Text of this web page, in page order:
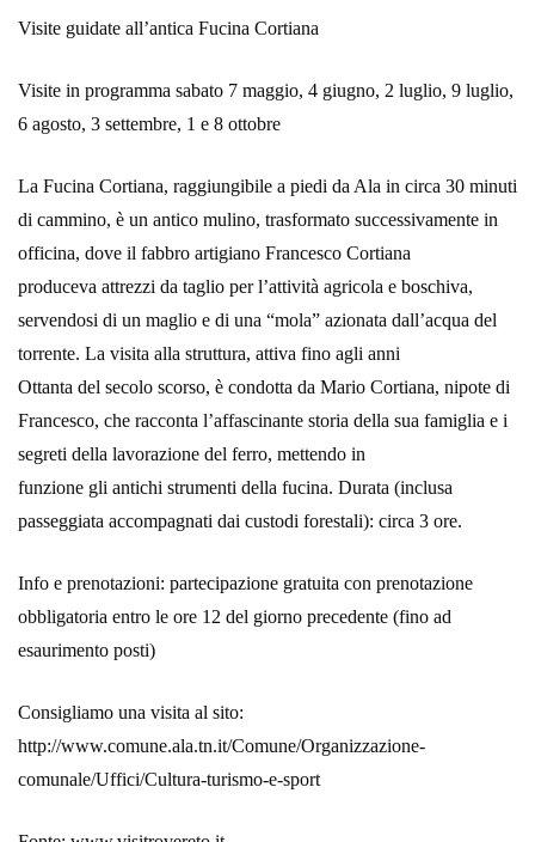
Visite guidate all’antica Fucina Cortiana
Visite in programma sabato 7 maggio, 4 giugno, 2 luglio, 9 luglio,
6 agosto, 3 settembre, 1 e 8 ottobre
La Fucina Cortiana, raggiungibile a piedi da Ala in circa 30 minuti
di cammino, è un antico mulino, trasformato successivamente in
officina, dove il fabbro artigiano Francesco Cortiana
produceva attrezzi da taglio per l’attività agricola e boschiva,
servendosi di un maglio e di una “mola” azionata dall’acqua del
torrente. La visita alla struttura, attiva fino agli anni
Ottanta del secolo scorso, è condotta da Mario Cortiana, nipote di
Francesco, che racconta l’affascinante storia della sua famiglia e i
segreti della lavorazione del ferro, mettendo in
funzione gli antichi strumenti della fucina. Durata (inclusa
passeggiata accompagnati dai custodi forestali): circa 3 ore.
Info e prenotazioni: partecipazione gratuita con prenotazione
obbligatoria entro le ore 12 del giorno precedente (fino ad
esaurimento posti)
Consigliamo una visita al sito:
http://www.comune.ala.tn.it/Comune/Organizzazione-
comunale/Uffici/Cultura-turismo-e-sport